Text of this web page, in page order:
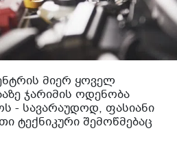
მიერ ყოველ
ჯარიმის ოდენობა
- სავარაუდოდ, ფასიანი
ტექნიკური შემოწმებაც